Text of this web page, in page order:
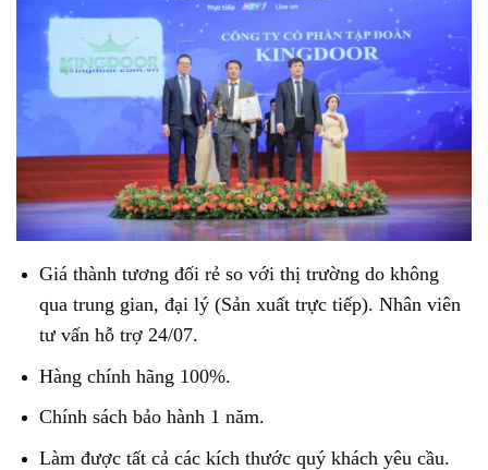
Giá thành tương đối rẻ so với thị trường do không
qua trung gian, đại lý (Sản xuất trực tiếp). Nhân viên
tư vấn hỗ trợ 24/07.
Hàng chính hãng 100%.
Chính sách bảo hành 1 năm.
Làm được tất cả các kích thước quý khách yêu cầu.